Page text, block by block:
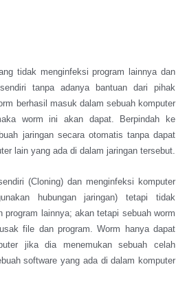
tidak menginfeksi program lainnya dan
tanpa adanya bantuan dari pihak
berhasil masuk dalam sebuah komputer
worm ini akan dapat. Berpindah ke
jaringan secara otomatis tanpa dapat
lain yang ada di dalam jaringan tersebut.
(Cloning) dan menginfeksi komputer
hubungan jaringan) tetapi tidak
program lainnya; akan tetapi sebuah worm
file dan program. Worm hanya dapat
jika dia menemukan sebuah celah
software yang ada di dalam komputer